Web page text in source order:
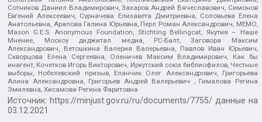
Сотников Даниил Владимирович, Захаров Андрей Вячеславович, Симонов
Евгений Алексеевич, Сурначева Елизавета Дмитриевна, Соловьева Елена
Анатольевна, Арапова Галина Юрьевна, Перл Роман Александрович, МЕМО,
Mason G.E.S. Anonymous Foundation, Stichting Bellingcat, Якутия – Наше
Мнение, Москоу диджитал медиа, РС-Балт, Заговора Максим
Александрович, Ветошкина Валерия Валерьевна, Павлов Иван Юрьевич,
Скворцова Елена Сергеевна, Оленичев Максим Владимирович, Как бы
инагент, Кочетков Игорь Викторович, Иркутский союз библиофилов, Честные
выборы, Нобелевский призыв, Еланчик Олег Александрович, Григорьева
Алина Александровна, Григорьев Андрей Валерьевич , Гималова Регина
Эмилевна, Хисамова Регина Фаритовна
Источник: https://minjust.gov.ru/ru/documents/7755/ данные на
03.12.2021